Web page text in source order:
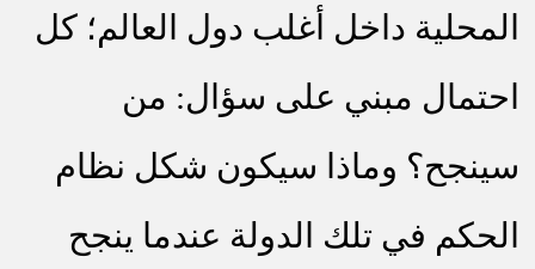
المحلية داخل أغلب دول العالم؛ كل
احتمال مبني على سؤال: من
سينجح؟ وماذا سيكون شكل نظام
الحكم في تلك الدولة عندما ينجح